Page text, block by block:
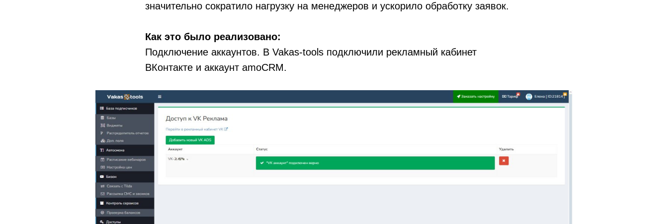
значительно сократило нагрузку на менеджеров и ускорило обработку заявок.
Как это было реализовано:
Подключение аккаунтов. В Vakas-tools подключили рекламный кабинет
ВКонтакте и аккаунт amoCRM.